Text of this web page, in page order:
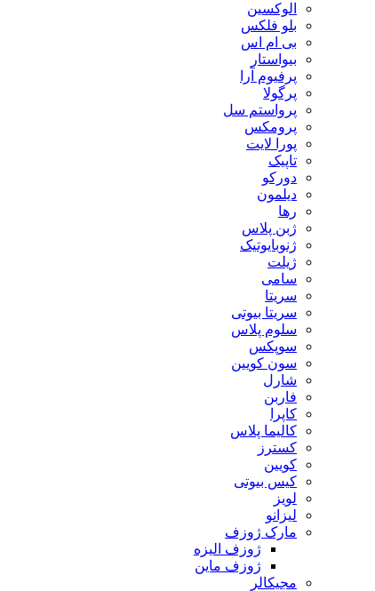
الوکسین
بلو فلکس
بی ام اس
بیواستار
پرفیوم آرا
پرگولا
پرواستم سل
پرومکس
پورا لایت
تاپیک
دورکو
دیلمون
رها
ژبن پلاس
ژنوبایوتیک
ژیلت
سامی
سریتا
سریتا بیوتی
سلوم پلاس
سوپکس
سون کویین
شارل
فاربن
کاپرا
کالیما پلاس
کسترز
کویین
کیس بیوتی
لویز
لیزانو
مارک ژوزف
ژوزف الیزه
ژوزف ماین
مجیکالر